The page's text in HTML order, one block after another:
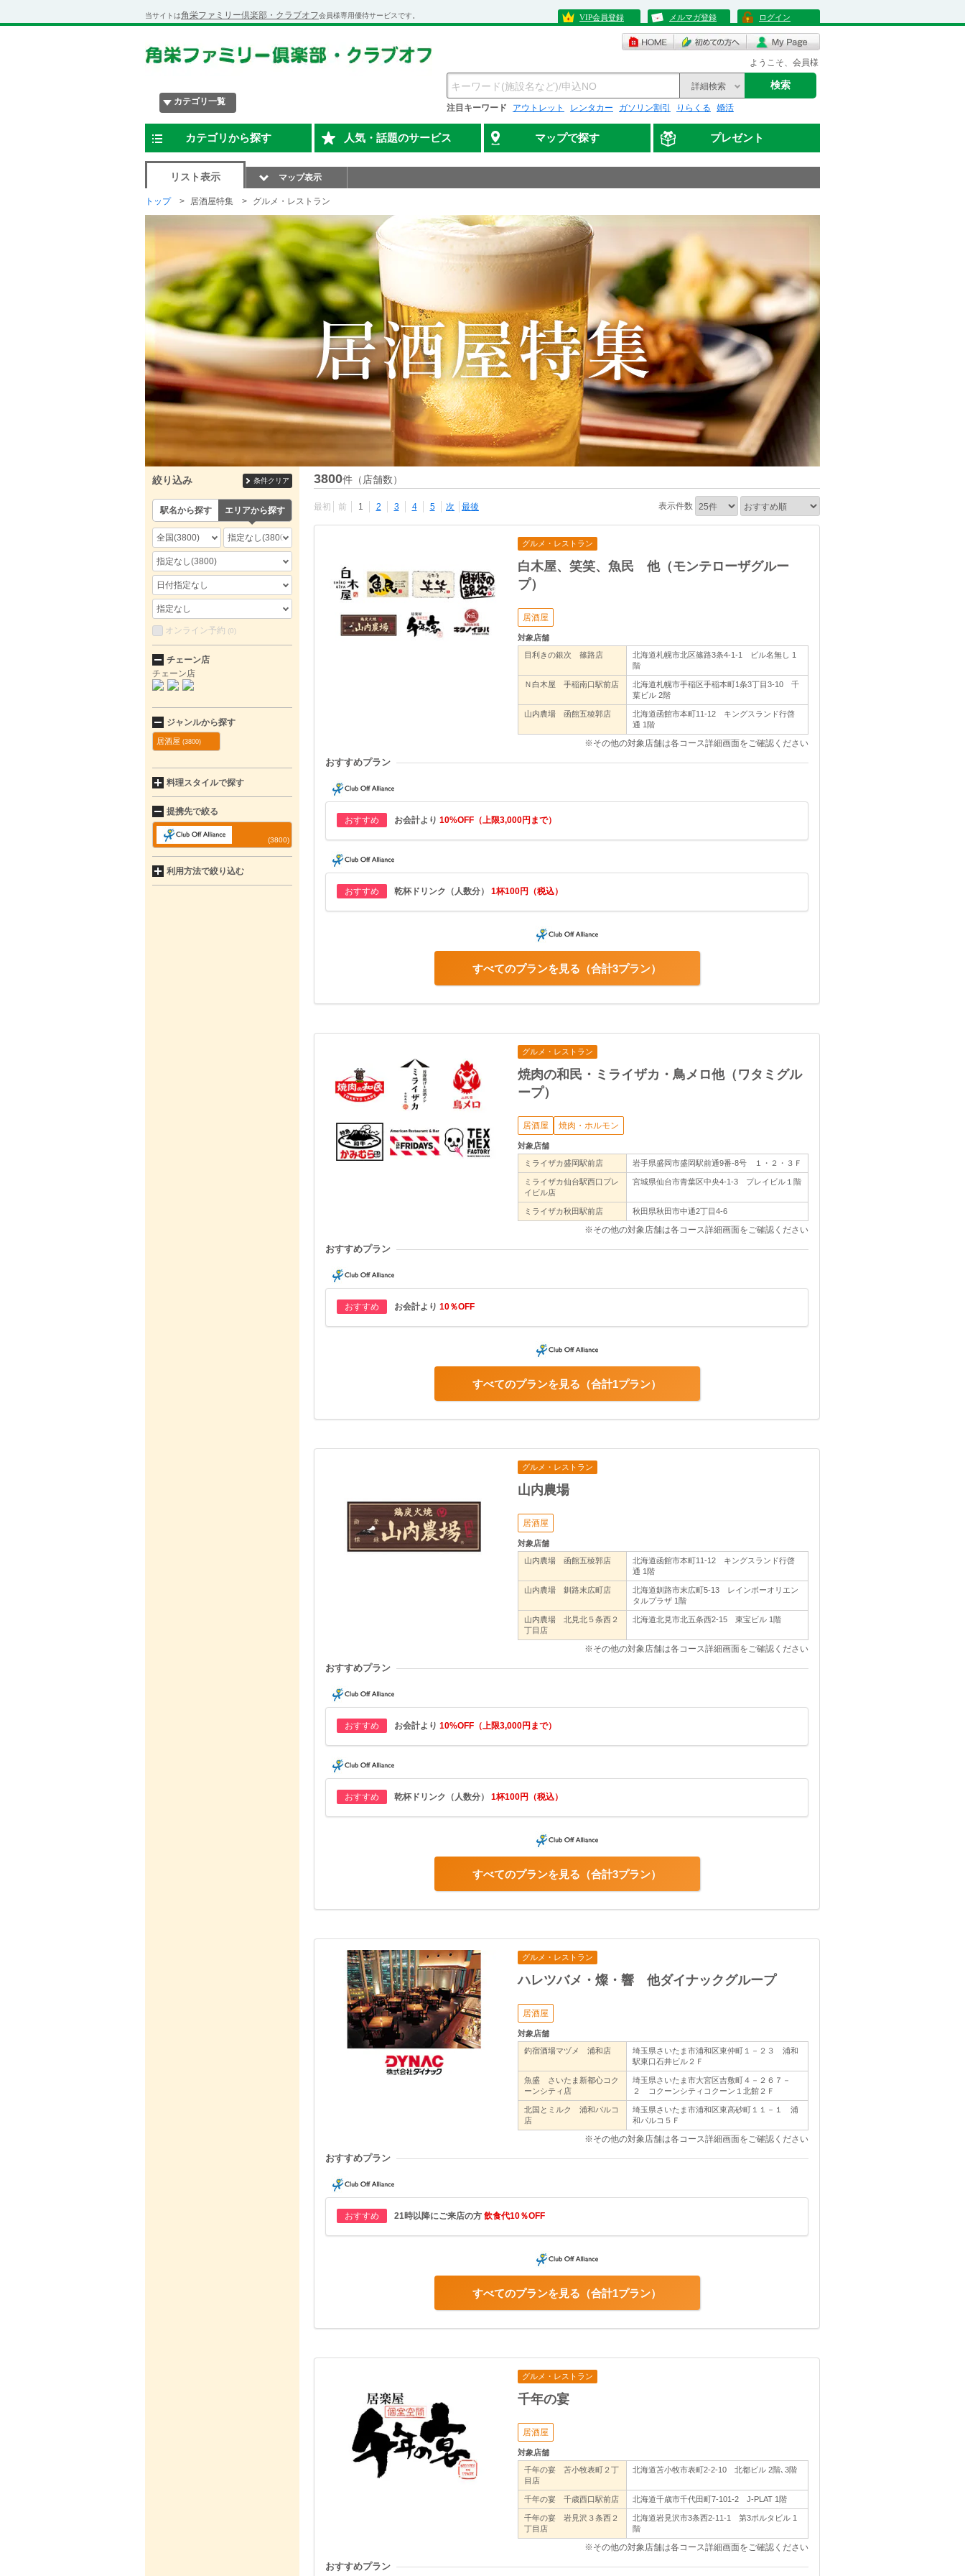
当サイトは角栄ファミリー倶楽部・クラブオフ会員様専用優待サービスです。 VIP会員登録 メルマガ登録 ログイン
ようこそ、会員様
カテゴリ一覧
詳細検索 検索
注目キーワード アウトレット レンタカー ガソリン割引 りらくる 婚活
カテゴリから探す 人気・話題のサービス マップで探す プレゼント
リスト表示 マップ表示
トップ 居酒屋特集 グルメ・レストラン
3800件（店舗数）
最初 前 1 2 3 4 5 次 最後 表示件数
グルメ・レストラン
白木屋、笑笑、魚民 他（モンテローザグルー
プ）
居酒屋
対象店舗
目利きの銀次 篠路店
北海道札幌市北区篠路3条4-1-1 ビル名無し 1
階
Ｎ白木屋 手稲南口駅前店
北海道札幌市手稲区手稲本町1条3丁目3-10 千
葉ビル 2階
山内農場 函館五稜郭店
北海道函館市本町11-12 キングスランド行啓
通 1階
※その他の対象店舗は各コース詳細画面をご確認ください
おすすめプラン
おすすめ お会計より 10%OFF（上限3,000円まで）
おすすめ 乾杯ドリンク（人数分） 1杯100円（税込）
合計3プラン
すべてのプランを見る
グルメ・レストラン
焼肉の和民・ミライザカ・鳥メロ他（ワタミグル
ープ）
居酒屋 焼肉・ホルモン
対象店舗
ミライザカ盛岡駅前店
岩手県盛岡市盛岡駅前通9番-8号 １・２・３Ｆ
ミライザカ仙台駅西口プレ
イビル店
宮城県仙台市青葉区中央4-1-3 プレイビル１階
ミライザカ秋田駅前店 秋田県秋田市中通2丁目4-6
※その他の対象店舗は各コース詳細画面をご確認ください
おすすめプラン
おすすめ お会計より 10％OFF
合計1プラン
すべてのプランを見る
グルメ・レストラン
山内農場
居酒屋
対象店舗
山内農場 函館五稜郭店
北海道函館市本町11-12 キングスランド行啓
通 1階
山内農場 釧路末広町店
北海道釧路市末広町5-13 レインボーオリエン
タルプラザ 1階
山内農場 北見北５条西２
丁目店
北海道北見市北五条西2-15 東宝ビル 1階
※その他の対象店舗は各コース詳細画面をご確認ください
おすすめプラン
おすすめ お会計より 10%OFF（上限3,000円まで）
おすすめ 乾杯ドリンク（人数分） 1杯100円（税込）
合計3プラン
すべてのプランを見る
グルメ・レストラン
ハレツバメ・燦・響 他ダイナックグループ
居酒屋
対象店舗
釣宿酒場マヅメ 浦和店
埼玉県さいたま市浦和区東仲町１－２３ 浦和
駅東口石井ビル２Ｆ
魚盛 さいたま新都心コク
ーンシティ店
埼玉県さいたま市大宮区吉敷町４－２６７－
２ コクーンシティコクーン１北館２Ｆ
北国とミルク 浦和パルコ
店
埼玉県さいたま市浦和区東高砂町１１－１ 浦
和パルコ５Ｆ
※その他の対象店舗は各コース詳細画面をご確認ください
おすすめプラン
おすすめ 21時以降にご来店の方 飲食代10％OFF
合計1プラン
すべてのプランを見る
グルメ・レストラン
千年の宴
居酒屋
対象店舗
千年の宴 苫小牧表町２丁
目店
北海道苫小牧市表町2-2-10 北都ビル 2階､3階
千年の宴 千歳西口駅前店 北海道千歳市千代田町7-101-2 J-PLAT 1階
千年の宴 岩見沢３条西２
丁目店
北海道岩見沢市3条西2-11-1 第3ポルタビル 1
階
※その他の対象店舗は各コース詳細画面をご確認ください
おすすめプラン
絞り込み 条件クリア
駅名から探す エリアから探す
全国(3800) 指定なし(3800)
指定なし(3800)
日付指定なし
指定なし
オンライン予約 (0)
チェーン店
チェーン店
ジャンルから探す
居酒屋 (3800)
料理スタイルで探す
提携先で絞る
(3800)
利用方法で絞り込む